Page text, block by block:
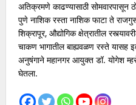
अतिक्रमणे काढण्यासाठी
पुणे नाशिक रस्ता नाशिक फाटा ते
शिक्रापूर, औद्योगिक क्षेत्रातील
चाकण भागातील बाह्यवळण रस्ते यासह
अनुषंगाने महानगर आयुक्त डॉ. योगेश
घेतला.